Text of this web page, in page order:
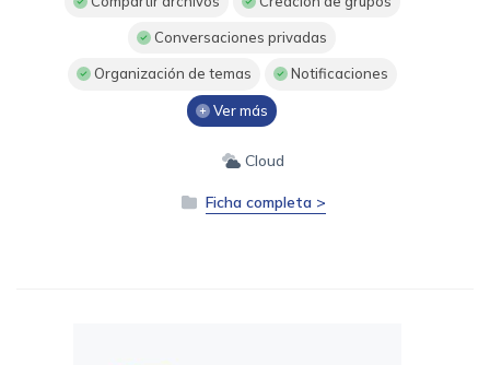
Conversaciones privadas
Organización de temas Notificaciones
Ver más
Cloud
Ficha completa >